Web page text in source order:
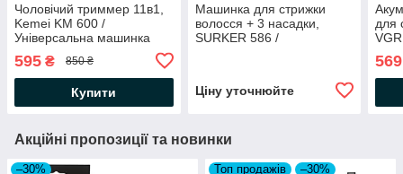
Чоловічий триммер 11в1,
Kemei KM 600 /
Універсальна машинка
Бритва-триммер
акумуляторний
595 ₴ 850 ₴
Купити
Машинка для стрижки
волосся + 3 насадки,
SURKER 586 /
Ціну уточнюйте
для
569
Акційні пропозиції та новинки
–30% Топ продажів –30%